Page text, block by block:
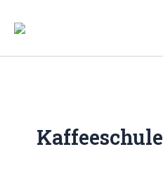
Inhalt
Kaffeeschule